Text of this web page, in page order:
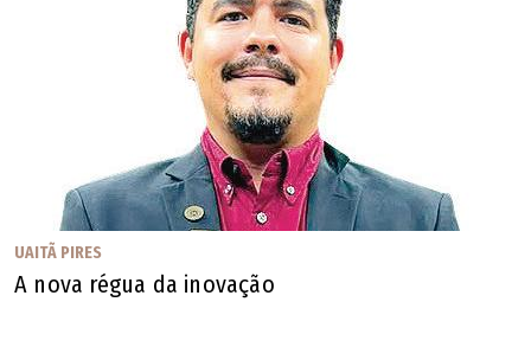
UAITÃ PIRES
A nova régua da inovação